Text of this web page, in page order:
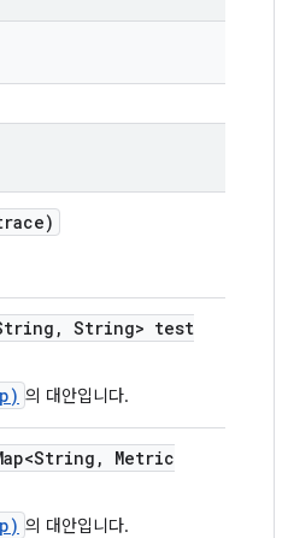
, String> test
의 대안입니다.
,
Metric
의 대안입니다.